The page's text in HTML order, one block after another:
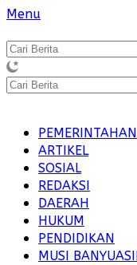
Langsung
konten
Menu
PEMERINTAHAN
ARTIKEL
SOSIAL
REDAKSI
DAERAH
HUKUM
PENDIDIKAN
MUSI